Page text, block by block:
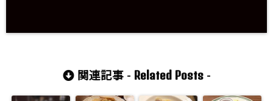
関連記事 - Related Posts-